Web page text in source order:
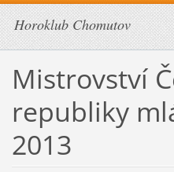
Horoklub Chomutov
Mistrovství
republiky
2013